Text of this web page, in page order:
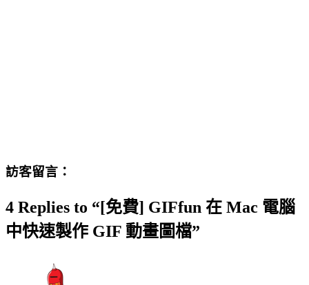
訪客留言：
4 Replies to “[免費] GIFfun 在 Mac 電腦
中快速製作 GIF 動畫圖檔”